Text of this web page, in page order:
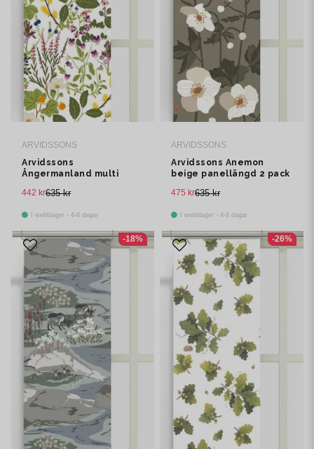
ARVIDSSONS
Arvidssons
Ångermanland multi
635 kr
442 kr
I webblager - 4-8 dagar
ARVIDSSONS
Arvidssons Anemon
beige panellängd 2 pack
635 kr
475 kr
I webblager - 4-8 dagar
-18% -26%